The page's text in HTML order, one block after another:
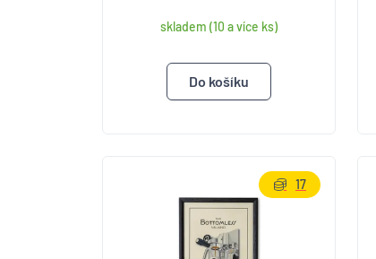
skladem (10 a více ks)
17